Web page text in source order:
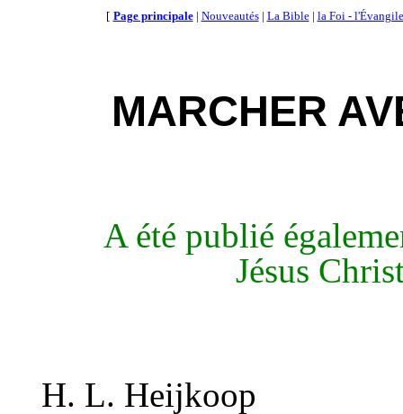
[ Page principale| Nouveautés| La Bible| la Foi - l'Évangile
MARCHER
A été publié
Jésus
H. L. Heijkoop